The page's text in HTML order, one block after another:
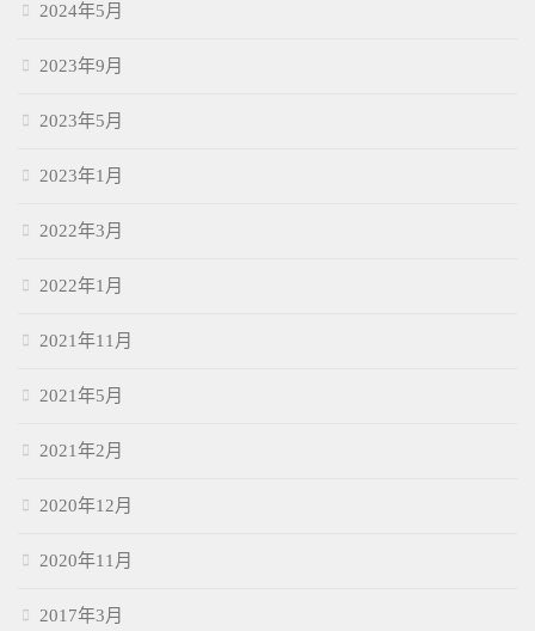
2024年5月
2023年9月
2023年5月
2023年1月
2022年3月
2022年1月
2021年11月
2021年5月
2021年2月
2020年12月
2020年11月
2017年3月